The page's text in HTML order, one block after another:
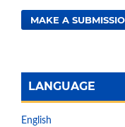
MAKE A
LANGUAGE
English